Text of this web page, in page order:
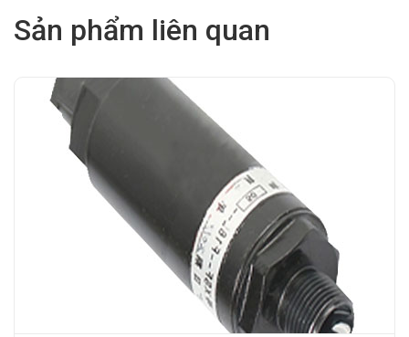
Sản phẩm liên quan